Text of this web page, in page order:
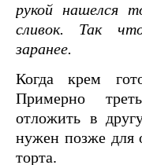
рукой нашелся
сливок. Так
заранее.
Когда крем
Примерно
отложить в
нужен позже для
торта.